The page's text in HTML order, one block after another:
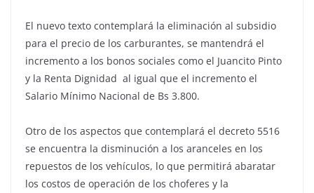
El nuevo texto contemplará la eliminación al subsidio
para el precio de los carburantes, se mantendrá el
incremento a los bonos sociales como el Juancito Pinto
y la Renta Dignidad al igual que el incremento el
Salario Mínimo Nacional de Bs 3.800.
Otro de los aspectos que contemplará el decreto 5516
se encuentra la disminución a los aranceles en los
repuestos de los vehículos, lo que permitirá abaratar
los costos de operación de los choferes y la